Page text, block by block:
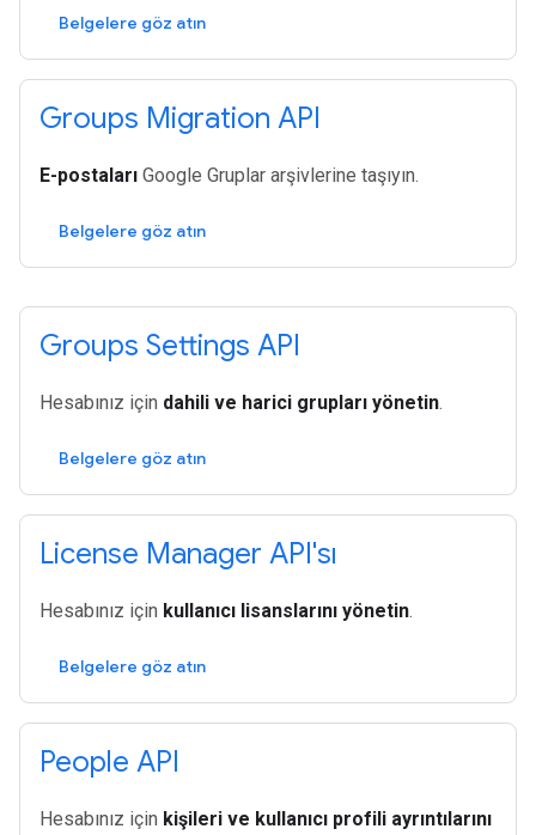
Belgelere göz atın
Groups Migration API
E-postaları Google Gruplar arşivlerine taşıyın.
Belgelere göz atın
Groups Settings API
Hesabınız için dahili ve harici grupları yönetin.
Belgelere göz atın
License Manager API'sı
Hesabınız için kullanıcı lisanslarını yönetin.
Belgelere göz atın
People API
Hesabınız için kişileri ve kullanıcı profili ayrıntılarını